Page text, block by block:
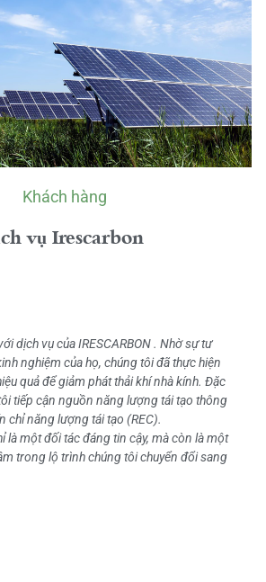
Khách hàng
vụ Irescarbon
dịch vụ của IRESCARBON . Nhờ sự tư
nghiệm của họ, chúng tôi đã thực hiện
quả để giảm phát thải khí nhà kính. Đặc
tiếp cận nguồn năng lượng tái tạo thông
chỉ năng lượng tái tạo (REC).
là một đối tác đáng tin cậy, mà còn là một
trong lộ trình chúng tôi chuyển đổi sang